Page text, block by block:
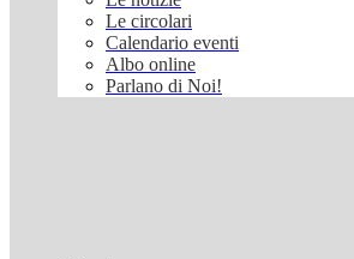
Le circolari
Calendario eventi
Albo online
Parlano di Noi!